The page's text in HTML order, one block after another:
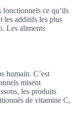
ce qu’ils
les additifs les plus
Les aliments
humain. C’est
misent
les produits
de vitamine C,